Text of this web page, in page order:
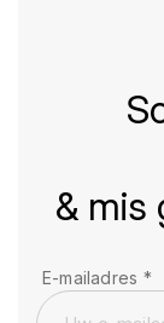
& mis
E-mailadres *